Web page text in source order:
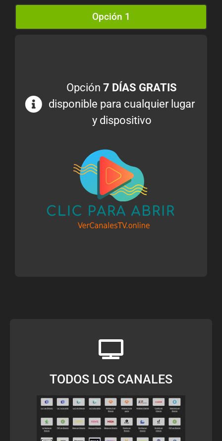
Opción 1
Opción 7 DÍAS GRATIS
disponible para cualquier lugar
y dispositivo
TODOS LOS CANALES